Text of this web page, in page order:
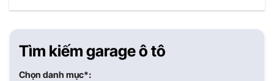
Tìm kiếm garage ô tô
Chọn danh mục*: